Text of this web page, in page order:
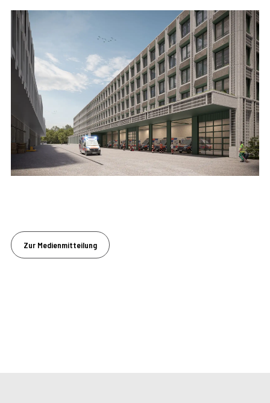
Zur Medienmitteilung